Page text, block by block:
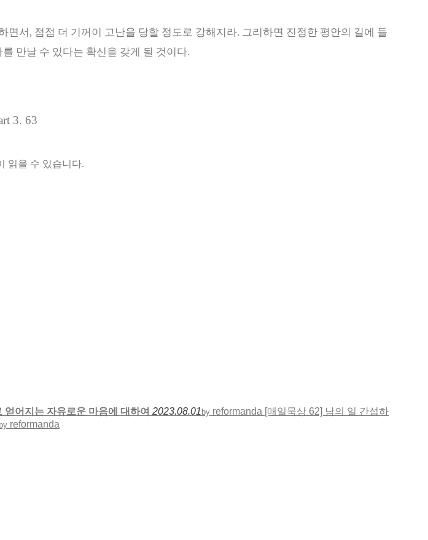
면서 , 점점 더 기꺼이 고난을 당할 정도로 강해지라. 그리하면 진정한 평안의 길에 들
만날 수 있다는 확신을 갖게 될 것이다.
3. 63
읽을 수 있습니다.
얻어지는 자유로운 마음에 대하여 2023.08.01 by reformanda [매일묵상 62] 남의 일 간섭하
by reformanda